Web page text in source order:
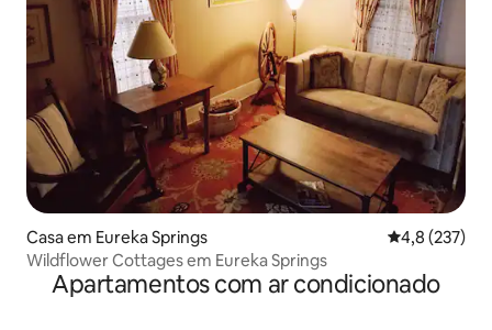
Casa em Eureka Springs Classificação
4,8 (237)
Wildflower Cottages em Eureka Springs
Apartamentos com ar condicionado